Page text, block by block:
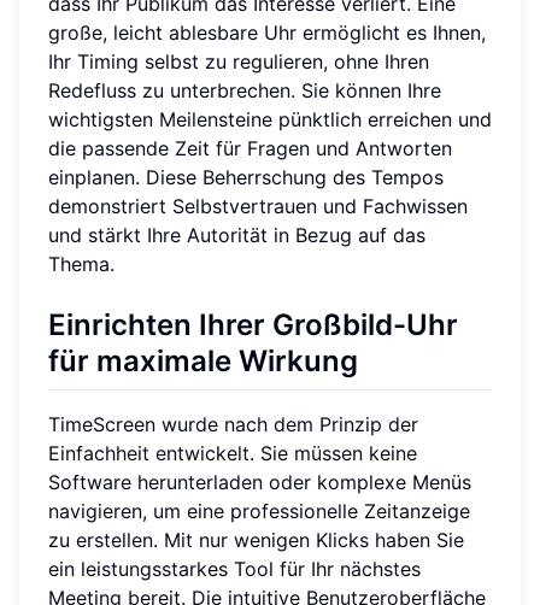
große, leicht ablesbare Uhr ermöglicht es Ihnen,
Ihr Timing selbst zu regulieren, ohne Ihren
Redefluss zu unterbrechen. Sie können Ihre
wichtigsten Meilensteine pünktlich erreichen und
die passende Zeit für Fragen und Antworten
einplanen. Diese Beherrschung des Tempos
demonstriert Selbstvertrauen und Fachwissen
und stärkt Ihre Autorität in Bezug auf das
Thema.
Einrichten Ihrer Großbild-Uhr
für maximale Wirkung
TimeScreen wurde nach dem Prinzip der
Einfachheit entwickelt. Sie müssen keine
Software herunterladen oder komplexe Menüs
navigieren, um eine professionelle Zeitanzeige
zu erstellen. Mit nur wenigen Klicks haben Sie
ein leistungsstarkes Tool für Ihr nächstes
Meeting bereit. Die intuitive Benutzeroberfläche